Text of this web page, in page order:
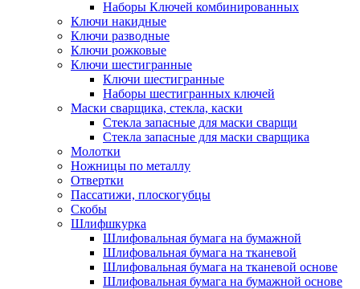
Наборы Ключей комбинированных
Ключи накидные
Ключи разводные
Ключи рожковые
Ключи шестигранные
Ключи шестигранные
Наборы шестигранных ключей
Маски сварщика, стекла, каски
Стекла запасные для маски сварщи
Стекла запасные для маски сварщика
Молотки
Ножницы по металлу
Отвертки
Пассатижи, плоскогубцы
Скобы
Шлифшкурка
Шлифовальная бумага на бумажной
Шлифовальная бумага на тканевой
Шлифовальная бумага на тканевой основе
Шлифовальная бумага на бумажной основе